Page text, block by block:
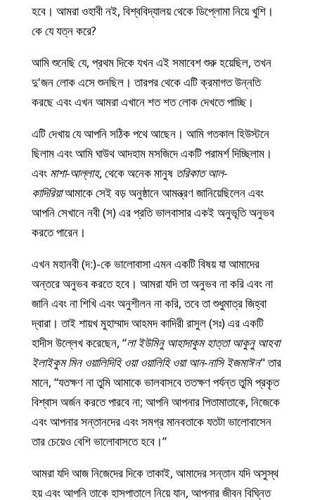
হবে। আমরা ওহাবী নই, বিশ্ববিদ্যালয় থেকে ডিপ্লোমা নিয়ে খুশি।
কে যে যত্ন করে?
আমি শুনেছি যে, প্রথম দিকে যখন এই সমাবেশ শুরু হয়েছিল, তখন
দু'জন লোক এসে শুনছিল। তারপর থেকে এটি ক্রমাগত উন্নতি
করছে এবং এখন আমরা এখানে শত শত লোক দেখতে পাচ্ছি।
এটি দেখায় যে আপনি সঠিক পথে আছেন। আমি গতকাল হিউস্টনে
ছিলাম এবং আমি ঘাউথ আদহাম মসজিদে একটি পরামর্শ দিচ্ছিলাম।
এবং মাশা-আল্লাহ, থেকে অনেক মানুষ তরিকাত আল-
কাদিরিয়াআমাকে সেই বড় অনুষ্ঠানে আমন্ত্রণ জানিয়েছিলেন এবং
আপনি সেখানে নবী (স) এর প্রতি ভালবাসার একই অনুভূতি অনুভব
করতে পারেন।
এখন মহানবী (দ:)-কে ভালোবাসা এমন একটি বিষয় যা আমাদের
অন্তরে অনুভব করতে হবে। আমরা যদি তা অনুভব না করি এবং না
জানি এবং না শিখি এবং অনুশীলন না করি, তবে তা শুধুমাত্র জিহ্বা
দ্বারা। তাই শায়খ মুহাম্মাদ আহমদ কাদিরী রাসুল (সঃ) এর একটি
হাদীস উল্লেখ করেছেন, “লা ইউমিনু আহাদাকুম হাত্তা আকুনু আহবা
ইলাইকুম মিন ওয়ালিদিহি ওয়া ওয়ালিহি ওয়া আন-নাসি ইজমাঈন" তার
মানে, “যতক্ষণ না তুমি আমাকে ভালবাসবে ততক্ষণ পর্যন্ত তুমি প্রকৃত
বিশ্বাস অর্জন করতে পারবে না; আপনি আপনার পিতামাতাকে, নিজেকে
এবং আপনার সন্তানদের এবং সমগ্র মানবতাকে যতটা ভালোবাসেন
তার চেয়েও বেশি ভালোবাসতে হবে।”
আমরা যদি আজ নিজেদের দিকে তাকাই, আমাদের সন্তান যদি অসুস্থ
হয় এবং আপনি তাকে হাসপাতালে নিয়ে যান, আপনার জীবন বিঘ্নিত